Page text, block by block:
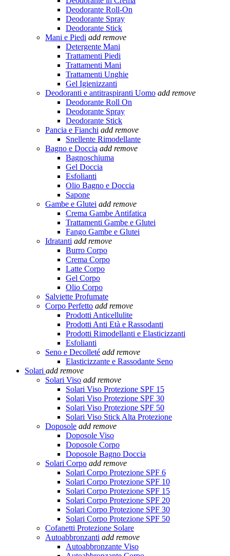
Deodorante Roll-On
Deodorante Spray
Deodorante Stick
Mani e Piedi add remove
Detergente Mani
Trattamenti Piedi
Trattamenti Mani
Trattamenti Unghie
Gel Igienizzanti
Deodoranti e antitraspiranti Uomo add remove
Deodorante Roll On
Deodorante Spray
Deodorante Stick
Pancia e Fianchi add remove
Snellente Rimodellante
Bagno e Doccia add remove
Bagnoschiuma
Gel Doccia
Esfolianti
Olio Bagno e Doccia
Sapone
Gambe e Glutei add remove
Crema Gambe Antifatica
Trattamenti Gambe e Glutei
Fango Gambe e Glutei
Idratanti add remove
Burro Corpo
Crema Corpo
Latte Corpo
Gel Corpo
Olio Corpo
Salviette Profumate
Corpo Perfetto add remove
Prodotti Anticellulite
Prodotti Anti Età e Rassodanti
Prodotti Rimodellanti e Elasticizzanti
Esfolianti
Seno e Decolleté add remove
Elasticizzante e Rassodante Seno
Solari add remove
Solari Viso add remove
Solari Viso Protezione SPF 15
Solari Viso Protezione SPF 30
Solari Viso Protezione SPF 50
Solari Viso Stick Alta Protezione
Doposole add remove
Doposole Viso
Doposole Corpo
Doposole Bagno Doccia
Solari Corpo add remove
Solari Corpo Protezione SPF 6
Solari Corpo Protezione SPF 10
Solari Corpo Protezione SPF 15
Solari Corpo Protezione SPF 20
Solari Corpo Protezione SPF 30
Solari Corpo Protezione SPF 50
Cofanetti Protezione Solare
Autoabbronzanti add remove
Autoabbronzante Viso